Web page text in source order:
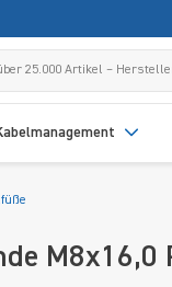
M8x16,0